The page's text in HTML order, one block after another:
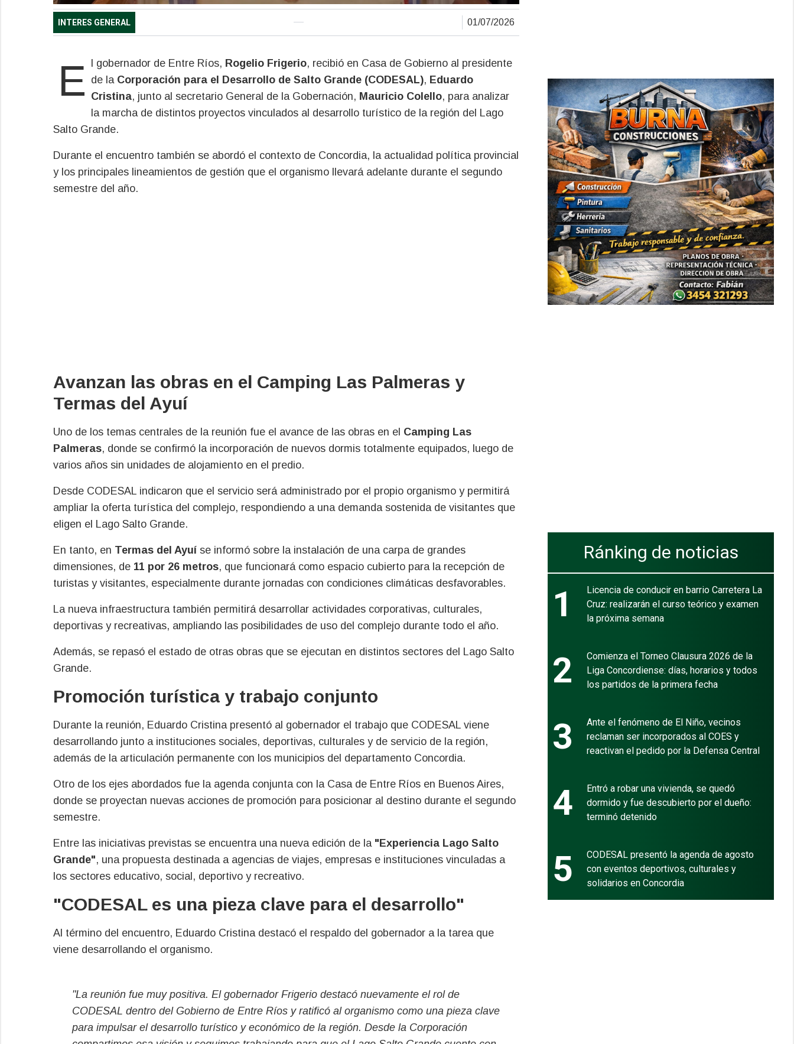
INTERES GENERAL 01/07/2026
El gobernador de Entre Ríos, Rogelio Frigerio, recibió en Casa de Gobierno al presidente
de la Corporación para el Desarrollo de Salto Grande (CODESAL), Eduardo
Cristina, junto al secretario General de la Gobernación, Mauricio Colello, para analizar
la marcha de distintos proyectos vinculados al desarrollo turístico de la región del Lago
Salto Grande.
Durante el encuentro también se abordó el contexto de Concordia, la actualidad política provincial
y los principales lineamientos de gestión que el organismo llevará adelante durante el segundo
semestre del año.
Avanzan las obras en el Camping Las Palmeras y
Termas del Ayuí
Uno de los temas centrales de la reunión fue el avance de las obras en el Camping Las
Palmeras, donde se confirmó la incorporación de nuevos dormis totalmente equipados, luego de
varios años sin unidades de alojamiento en el predio.
Desde CODESAL indicaron que el servicio será administrado por el propio organismo y permitirá
ampliar la oferta turística del complejo, respondiendo a una demanda sostenida de visitantes que
eligen el Lago Salto Grande.
En tanto, en Termas del Ayuíse informó sobre la instalación de una carpa de grandes
dimensiones, de 11 por 26 metros, que funcionará como espacio cubierto para la recepción de
turistas y visitantes, especialmente durante jornadas con condiciones climáticas desfavorables.
La nueva infraestructura también permitirá desarrollar actividades corporativas, culturales,
deportivas y recreativas, ampliando las posibilidades de uso del complejo durante todo el año.
Además, se repasó el estado de otras obras que se ejecutan en distintos sectores del Lago Salto
Grande.
Promoción turística y trabajo conjunto
Durante la reunión, Eduardo Cristina presentó al gobernador el trabajo que CODESAL viene
desarrollando junto a instituciones sociales, deportivas, culturales y de servicio de la región,
además de la articulación permanente con los municipios del departamento Concordia.
Otro de los ejes abordados fue la agenda conjunta con la Casa de Entre Ríos en Buenos Aires,
donde se proyectan nuevas acciones de promoción para posicionar al destino durante el segundo
semestre.
Entre las iniciativas previstas se encuentra una nueva edición de la "Experiencia Lago Salto
Grande", una propuesta destinada a agencias de viajes, empresas e instituciones vinculadas a
los sectores educativo, social, deportivo y recreativo.
"CODESAL es una pieza clave para el desarrollo"
Al término del encuentro, Eduardo Cristina destacó el respaldo del gobernador a la tarea que
viene desarrollando el organismo.
"La reunión fue muy positiva. El gobernador Frigerio destacó nuevamente el rol de
CODESAL dentro del Gobierno de Entre Ríos y ratificó al organismo como una pieza clave
para impulsar el desarrollo turístico y económico de la región. Desde la Corporación
Ránking de noticias
1
Licencia de conducir en barrio Carretera La
Cruz: realizarán el curso teórico y examen
la próxima semana
2
Comienza el Torneo Clausura 2026 de la
Liga Concordiense: días, horarios y todos
los partidos de la primera fecha
3
Ante el fenómeno de El Niño, vecinos
reclaman ser incorporados al COES y
reactivan el pedido por la Defensa Central
4
Entró a robar una vivienda, se quedó
dormido y fue descubierto por el dueño:
terminó detenido
5
CODESAL presentó la agenda de agosto
con eventos deportivos, culturales y
solidarios en Concordia